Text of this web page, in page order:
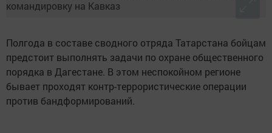
Полгода в составе сводного отряда Татарстана бойцам
предстоит выполнять задачи по охране общественного
порядка в Дагестане. В этом неспокойном регионе
бывает проходят контр-террористические операции
против бандформирований.